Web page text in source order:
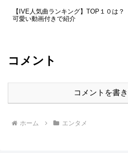
【IVE人気曲ランキング】TOP１０は？
可愛い動画付きで紹介
コメント
コメントを書
ホーム エンタメ